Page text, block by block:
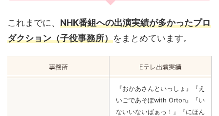
これまでに、 NHK番組への出演実績が多かったプロ
ダクション（子役事務所）をまとめています。
事務所 Eテレ出演実績
『おかあさんといっしょ』『え
いごであそぼwith Orton』『い
ないいないばぁっ！』『にほん